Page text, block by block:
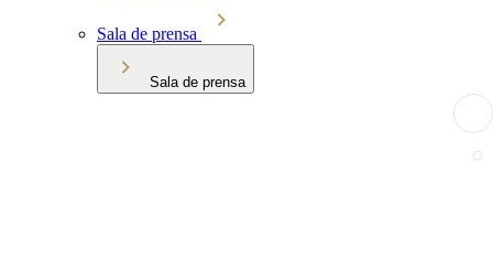
Sala de prensa
Sala de prensa